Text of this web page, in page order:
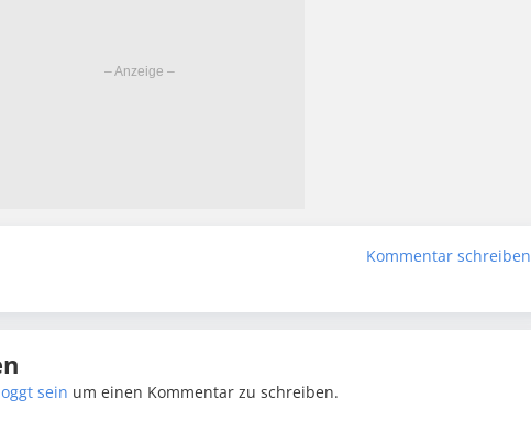
Kommentar schreiben
sein um einen Kommentar zu schreiben.